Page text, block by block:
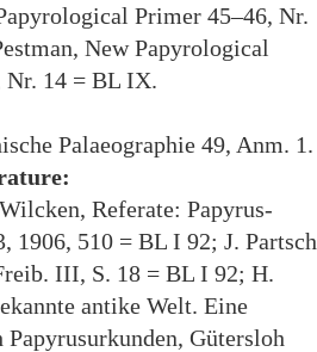
Primer 45–46, Nr.
New Papyrological
Nr. 14 = BL IX.
Palaeographie 49, Anm. 1.
Referate: Papyrus-
1906, 510 = BL I 92; J. Partsch
III, S. 18 = BL I 92; H.
antike Welt. Eine
Gütersloh